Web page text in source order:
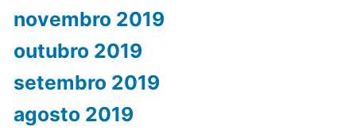
novembro 2019
outubro 2019
setembro 2019
agosto 2019